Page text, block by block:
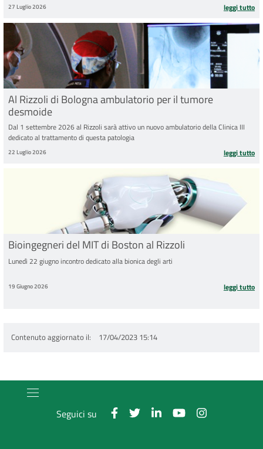
27 Luglio 2026 leggi tutto
Al Rizzoli di Bologna ambulatorio per il tumore
desmoide
Dal 1 settembre 2026 al Rizzoli sarà attivo un nuovo ambulatorio della Clinica III
dedicato al trattamento di questa patologia
22 Luglio 2026 leggi tutto
Bioingegneri del MIT di Boston al Rizzoli
Lunedì 22 giugno incontro dedicato alla bionica degli arti
19 Giugno 2026 leggi tutto
Contenuto aggiornato il 17/04/2023 15:14
Seguici su